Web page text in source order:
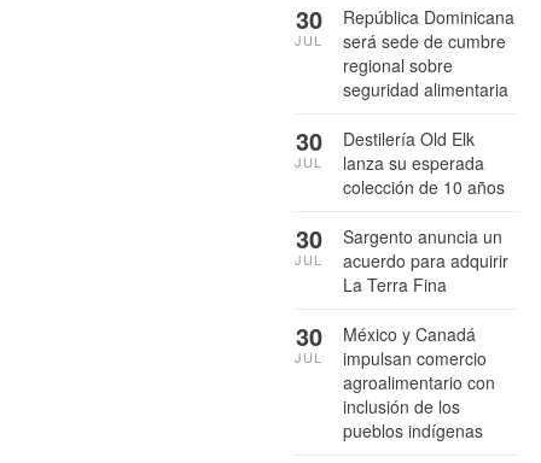
República Dominicana
será sede de cumbre
regional sobre
seguridad alimentaria
30
JUL
Destilería Old Elk
lanza su esperada
colección de 10 años
30
JUL
Sargento anuncia un
acuerdo para adquirir
La Terra Fina
30
JUL
México y Canadá
impulsan comercio
agroalimentario con
inclusión de los
pueblos indígenas
30
JUL